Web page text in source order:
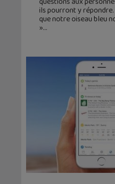
ils pourront y
que notre oiseau bleu
»